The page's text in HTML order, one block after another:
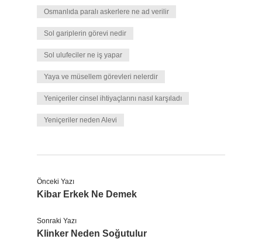
Osmanlıda paralı askerlere ne ad verilir
Sol gariplerin görevi nedir
Sol ulufeciler ne iş yapar
Yaya ve müsellem görevleri nelerdir
Yeniçeriler cinsel ihtiyaçlarını nasıl karşıladı
Yeniçeriler neden Alevi
Önceki Yazı
Kibar Erkek Ne Demek
Sonraki Yazı
Klinker Neden Soğutulur